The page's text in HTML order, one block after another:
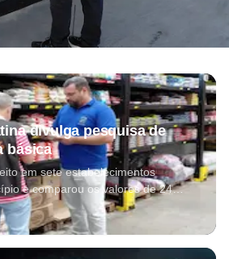
realizado em maio deste
divulga pesquisa de
básica
em sete estabelecimentos
e comparou os valores de 24
a cesta básica